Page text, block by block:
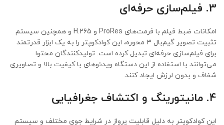
3. فیلم‌سازی حرفه‌ای
امکانات ضبط فیلم با فرمت‌های ProRes و H.265 و همچنین سیستم
تثبیت تصویر گیم‌بال ۳ محوره، این کوادکوپتر را به یک ابزار قدرتمند
برای فیلم‌سازی حرفه‌ای تبدیل کرده است. تولیدکنندگان محتوا
می‌توانند با استفاده از این دستگاه ویدئوهای با کیفیت بالا و تصاویری
شفاف و بدون لرزش ایجاد کنند.
4. مانیتورینگ و اکتشاف جغرافیایی
این کوادکوپتر به دلیل قابلیت پرواز در شرایط جوی مختلف و سیستم